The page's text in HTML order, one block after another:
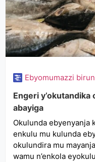
Ebyomumazzi
Engeri y’okutandika
abayiga
Okulunda ebyenyanja
enkulu mu kulunda
okulundira mu
wamu n’enkola